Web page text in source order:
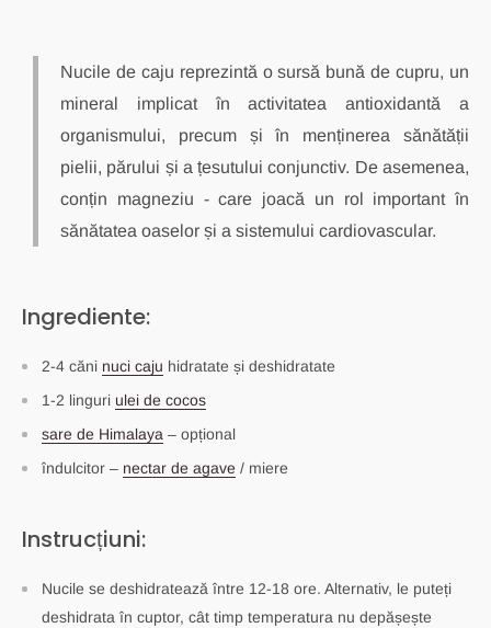
Nucile de caju reprezintă o sursă bună de cupru, un
mineral implicat în activitatea antioxidantă a
organismului, precum și în menținerea sănătății
pielii, părului și a țesutului conjunctiv. De asemenea,
conțin magneziu - care joacă un rol important în
sănătatea oaselor și a sistemului cardiovascular.
Ingrediente:
2-4 căni nuci caju hidratate și deshidratate
1-2 linguri ulei de cocos
sare de Himalaya – opțional
îndulcitor – nectar de agave / miere
Instrucțiuni:
Nucile se deshidratează între 12-18 ore. Alternativ, le puteți
deshidrata în cuptor, cât timp temperatura nu depășește